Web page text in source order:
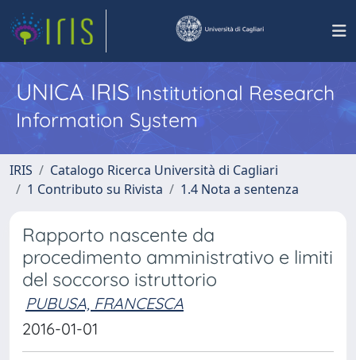
UNICA IRISInstitutional Research
Information System
IRIS
Catalogo Ricerca Università di Cagliari
1 Contributo su Rivista
1.4 Nota a sentenza
Rapporto nascente da
procedimento amministrativo e limiti
del soccorso istruttorio
PUBUSA, FRANCESCA
2016-01-01